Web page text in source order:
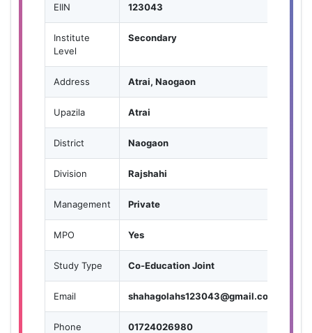
EIIN 123043
Institute
Level
Secondary
Address Atrai, Naogaon
Upazila Atrai
District Naogaon
Division Rajshahi
Management Private
MPO Yes
Study Type Co-Education Joint
Email shahagolahs123043@gmail.com
Phone 01724026980